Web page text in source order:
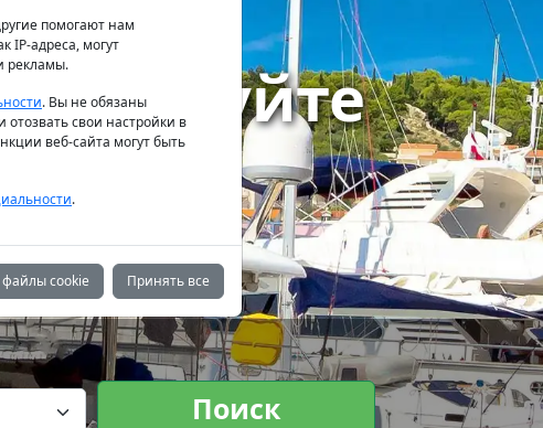
Поиск
помогают нам
IP-адреса, могут
рекламы.
. Вы не обязаны
свои настройки в
веб-сайта могут быть
.
cookie Принять все